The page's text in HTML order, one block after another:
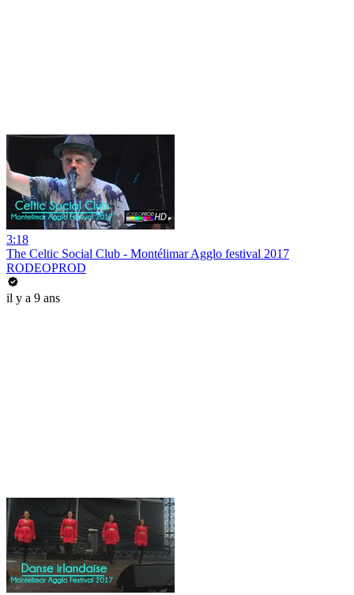
3:18
The Celtic Social Club - Montélimar Agglo festival 2017
RODEOPROD
il y a 9 ans